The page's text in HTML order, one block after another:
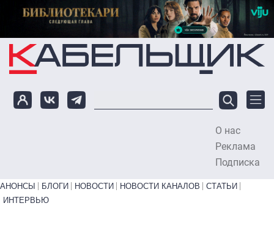
Перейти к основному содержанию
О нас
Реклама
Подписка
Primary links bottom
АНОНСЫ БЛОГИ НОВОСТИ НОВОСТИ КАНАЛОВ
СТАТЬИ
ИНТЕРВЬЮ